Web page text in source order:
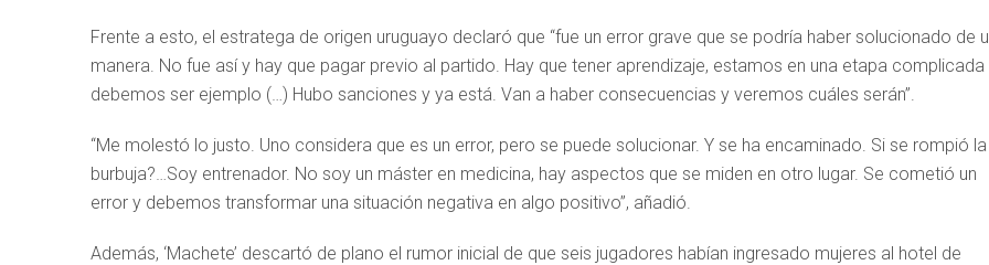
Frente a esto, el estratega de origen uruguayo declaró que “fue un error grave que se podría haber solucionado de
manera. No fue así y hay que pagar previo al partido. Hay que tener aprendizaje, estamos en una etapa complicada
debemos ser ejemplo (…) Hubo sanciones y ya está. Van a haber consecuencias y veremos cuáles serán”.
“Me molestó lo justo. Uno considera que es un error, pero se puede solucionar. Y se ha encaminado. Si se rompió la
burbuja?…Soy entrenador. No soy un máster en medicina, hay aspectos que se miden en otro lugar. Se cometió un
error y debemos transformar una situación negativa en algo positivo”, añadió.
Además, ‘Machete’ descartó de plano el rumor inicial de que seis jugadores habían ingresado mujeres al hotel de